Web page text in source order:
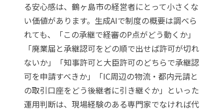
る安心感は、鶴ヶ島市の経営者にとって小さくな
い価値があります。生成AIで制度の概要は調べら
れても、「この承継で経審のP点がどう動くか」
「廃業届と承継認可をどの順で出せば許可が切れ
ないか」「知事許可と大臣許可のどちらで承継認
可を申請すべきか」「IC周辺の物流・都内元請と
の取引口座をどう後継者に引き継ぐか」といった
運用判断は、現場経験のある専門家でなければ代